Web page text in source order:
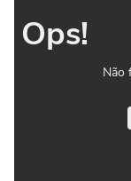
Ops!
Não